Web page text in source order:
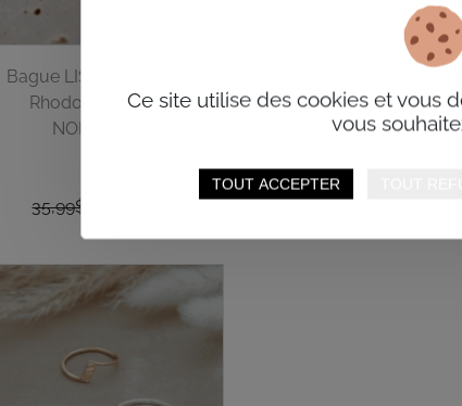
Bague LISBOA Rose
Rhodochrosite
NOĒVAH
35,99$
Rhodochrosite
NOĒVAH
Ce site utilise des cookies et vous
vous
TOUT ACCEPTER